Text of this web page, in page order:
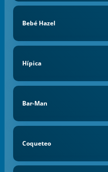
Bebé Hazel
Hípica
Bar-Man
Coqueteo